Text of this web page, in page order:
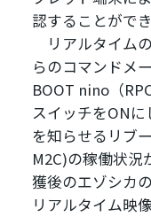
認することがで
リアルタイム
らのコマンドメ
BOOT nino（
スイッチをON
を知らせるリブ
M2C)の稼働状況
獲後のエゾシカ
リアルタイム映